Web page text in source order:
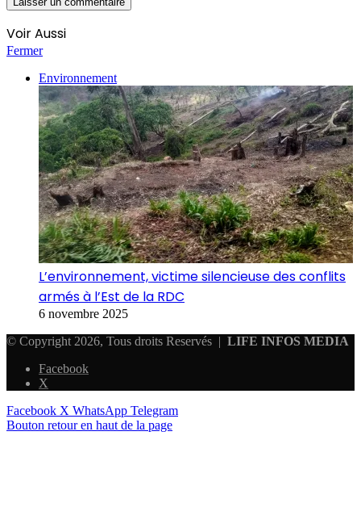
Voir Aussi
Fermer
Environnement
L’environnement, victime silencieuse des conflits
armés à l’Est de la RDC
6 novembre 2025
© Copyright 2026, Tous droits Reservés | LIFE INFOS MEDIA
Facebook
X
Facebook X WhatsApp Telegram
Bouton retour en haut de la page